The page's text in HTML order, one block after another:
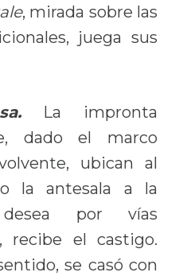
, mirada sobre las
juega sus
La impronta
dado el marco
ubican al
la antesala a la
por vías
recibe el castigo.
se casó con